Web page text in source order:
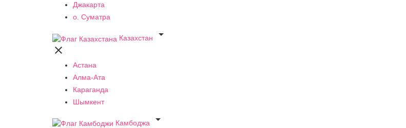
Джакарта
о. Суматра
Казахстан


Астана
Алма-Ата
Караганда
Шымкент
Камбоджа
